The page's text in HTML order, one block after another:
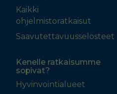
Kaikki
ohjelmistoratkaisut
Saavutettavuusselosteet
Kenelle ratkaisumme
sopivat?
Hyvinvointialueet